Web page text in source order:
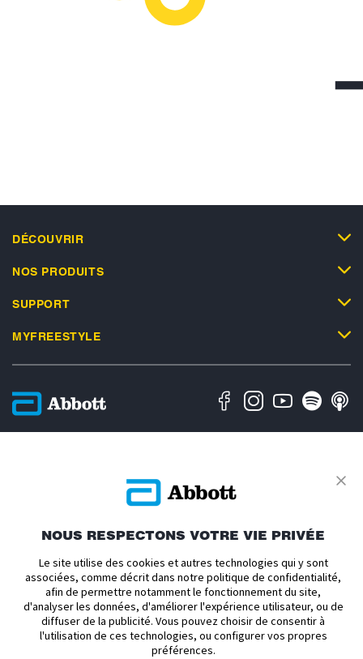
DÉCOUVRIR
NOS PRODUITS
SUPPORT
MYFREESTYLE
Politique relative aux cookies
FreeStyle, Libre, et les marques commerciales associées sont des marques
d’Abbott. mylife et YpsoPump sont des marques déposées de Ypsomed AG.
CamAPS et une marque déposée de Camdiab Ltd. Omnipod et le logo
Omnipod sont des marques déposées d’Insulet Corporation et sont utilisées
avec permission. Tandem Diabetes Care, les logos Tandem, t:slim X2 et
l’application mobile Tandem t:slim sont des marques déposées ou des
marques commerciales de Tandem Diabetes Care, Inc. aux États-Unis et/ou
dans d’autres pays. iPhone et App Store sont des marques commerciales
NOUS RESPECTONS VOTRE VIE PRIVÉE
Le site utilise des cookies et autres technologies qui y sont
associées, comme décrit dans notre politique de confidentialité,
afin de permettre notamment le fonctionnement du site,
d'analyser les données, d'améliorer l'expérience utilisateur, ou de
diffuser de la publicité. Vous pouvez choisir de consentir à
l'utilisation de ces technologies, ou configurer vos propres
préférences.